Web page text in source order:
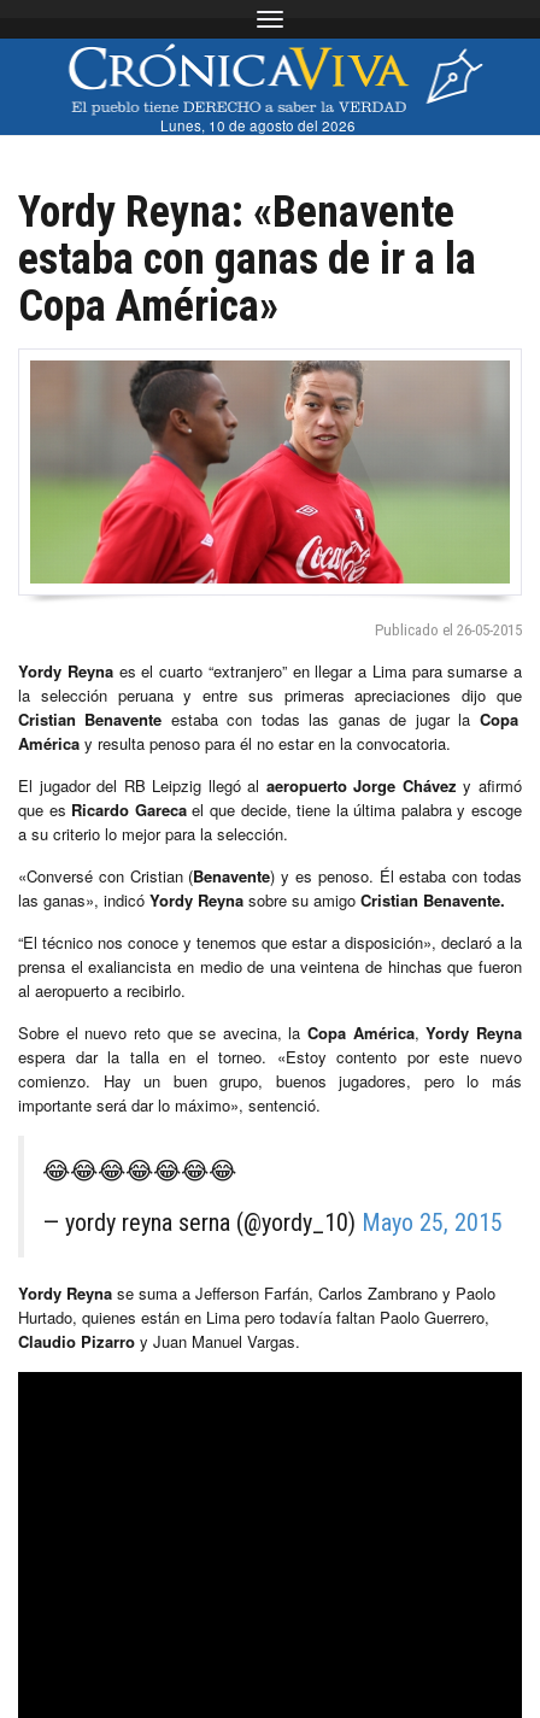
Toggle navigation
Lunes, 10 de agosto del 2026
Yordy Reyna: «Benavente
estaba con ganas de ir a la
Copa América»
Publicado el 26-05-2015
Yordy Reynaes el cuarto “extranjero” en llegar a Lima para sumarse a
la selección peruana y entre sus primeras apreciaciones dijo que
Cristian Benavente estaba con todas las ganas de jugar la Copa
América y resulta penoso para él no estar en la convocatoria.
El jugador del RB Leipzig llegó al aeropuerto Jorge Chávez y afirmó
que es Ricardo Garecael que decide, tiene la última palabra y escoge
a su criterio lo mejor para la selección.
«Conversé con Cristian (Benavente) y es penoso. Él estaba con todas
las ganas», indicó Yordy Reyna sobre su amigo Cristian Benavente.
“El técnico nos conoce y tenemos que estar a disposición», declaró a la
prensa el exaliancista en medio de una veintena de hinchas que fueron
al aeropuerto a recibirlo.
Sobre el nuevo reto que se avecina, laCopa América,Yordy Reyna
espera dar la talla en el torneo. «Estoy contento por este nuevo
comienzo. Hay un buen grupo, buenos jugadores, pero lo más
importante será dar lo máximo», sentenció.
😂😂😂😂😂😂😂
— yordy reyna serna (@yordy_10) Mayo 25, 2015
Yordy Reyna se suma a Jefferson Farfán, Carlos Zambrano y Paolo
Hurtado, quienes están en Lima pero todavía faltan Paolo Guerrero,
Claudio Pizarro y Juan Manuel Vargas.